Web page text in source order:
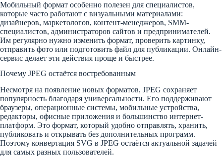
Мобильный формат особенно полезен для специалистов,
которые часто работают с визуальными материалами:
дизайнеров, маркетологов, контент-менеджеров, SMM-
специалистов, администраторов сайтов и предпринимателей.
Им регулярно нужно изменить формат, проверить картинку,
отправить фото или подготовить файл для публикации. Онлайн-
сервис делает эти действия проще и быстрее.
Почему JPEG остаётся востребованным
Несмотря на появление новых форматов, JPEG сохраняет
популярность благодаря универсальности. Его поддерживают
браузеры, операционные системы, мобильные устройства,
редакторы, офисные приложения и большинство интернет-
платформ. Это формат, который удобно отправлять, хранить,
публиковать и открывать без дополнительных программ.
Поэтому конвертация SVG в JPEG остаётся актуальной задачей
для самых разных пользователей.